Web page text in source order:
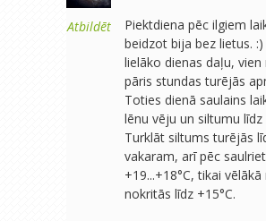
Atbildēt
Piektdiena pēc ilgiem
beidzot bija bez lietus. :)
lielāko dienas daļu, vien
pāris stundas turējās
Toties dienā saulains
lēnu vēju un siltumu līdz
Turklāt siltums turējās
vakaram, arī pēc
+19...+18°C, tikai
nokritās līdz +15°C.